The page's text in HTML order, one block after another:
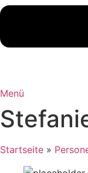
Menü
Startseite »